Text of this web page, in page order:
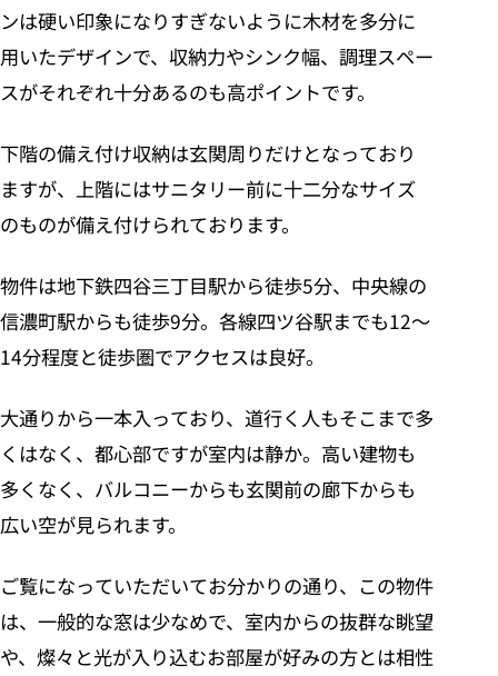
ンは硬い印象になりすぎないように木材を多分に
用いたデザインで、収納力やシンク幅、調理スペー
スがそれぞれ十分あるのも高ポイントです。
下階の備え付け収納は玄関周りだけとなっており
ますが、上階にはサニタリー前に十二分なサイズ
のものが備え付けられております。
物件は地下鉄四谷三丁目駅から徒歩5分、中央線の
信濃町駅からも徒歩9分。各線四ツ谷駅までも12〜
14分程度と徒歩圏でアクセスは良好。
大通りから一本入っており、道行く人もそこまで多
くはなく、都心部ですが室内は静か。高い建物も
多くなく、バルコニーからも玄関前の廊下からも
広い空が見られます。
ご覧になっていただいてお分かりの通り、この物件
は、一般的な窓は少なめで、室内からの抜群な眺望
や、燦々と光が入り込むお部屋が好みの方とは相性